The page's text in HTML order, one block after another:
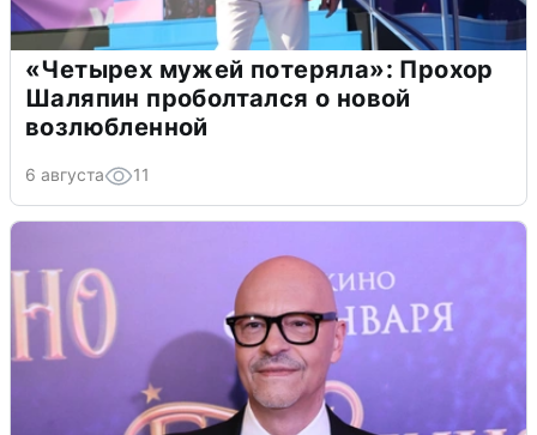
«Четырех мужей потеряла»: Прохор
Шаляпин проболтался о новой
возлюбленной
6 августа 11